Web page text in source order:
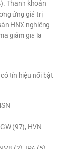
Thanh khoản
ứng giá trị
HNX nghiêng
giảm giá là
tín hiệu nổi bật
(97), HVN